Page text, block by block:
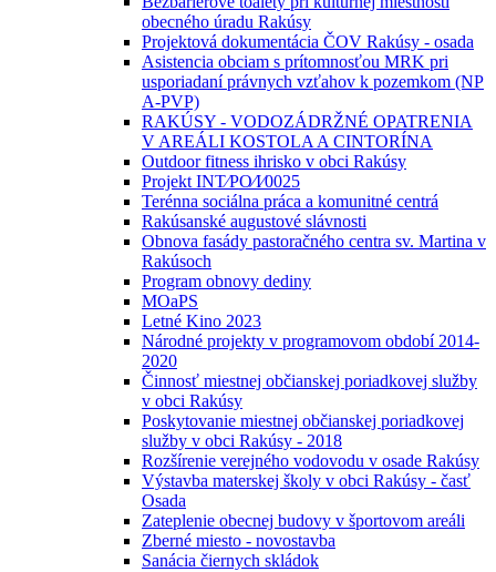
obecného úradu Rakúsy
Projektová dokumentácia ČOV Rakúsy - osada
Asistencia obciam s prítomnosťou MRK pri
usporiadaní právnych vzťahov k pozemkom (NP
A-PVP)
RAKÚSY - VODOZÁDRŽNÉ OPATRENIA
V AREÁLI KOSTOLA A CINTORÍNA
Outdoor fitness ihrisko v obci Rakúsy
Projekt INT⁄PO⁄I⁄0025
Terénna sociálna práca a komunitné centrá
Rakúsanské augustové slávnosti
Obnova fasády pastoračného centra sv. Martina v
Rakúsoch
Program obnovy dediny
MOaPS
Letné Kino 2023
Národné projekty v programovom období 2014-
2020
Činnosť miestnej občianskej poriadkovej služby
v obci Rakúsy
Poskytovanie miestnej občianskej poriadkovej
služby v obci Rakúsy - 2018
Rozšírenie verejného vodovodu v osade Rakúsy
Výstavba materskej školy v obci Rakúsy - časť
Osada
Zateplenie obecnej budovy v športovom areáli
Zberné miesto - novostavba
Sanácia čiernych skládok